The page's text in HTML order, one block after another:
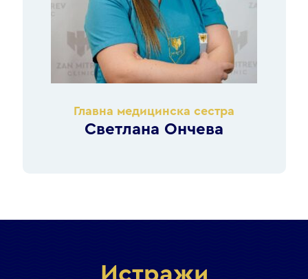
Главна медицинска сестра
Светлана Ончева